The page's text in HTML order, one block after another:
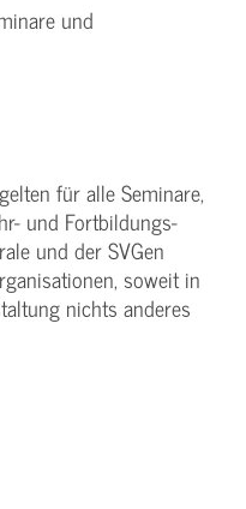
und
für alle Seminare,
und Fortbildungs-
und der SVGen
soweit in
nichts anderes